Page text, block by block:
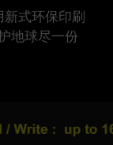
式环保印刷
地球尽一份